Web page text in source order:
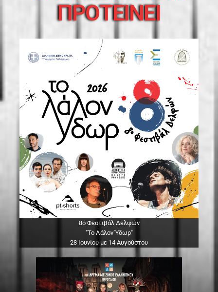
ΠΡΟΤΕΙΝΕΙ
8ο Φεστιβάλ Δελφών
"Το Λάλον Ύδωρ"
28 Ιουνίου με 14 Αυγούστου